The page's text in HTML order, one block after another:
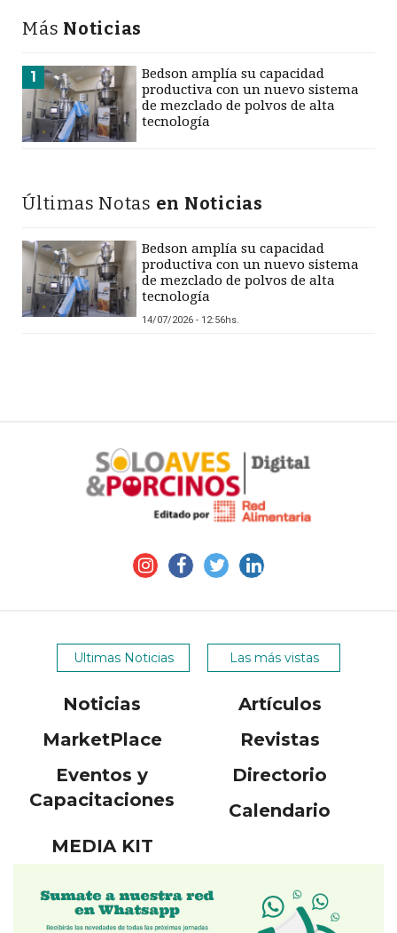
Más Noticias
1
Bedson amplía su capacidad
productiva con un nuevo sistema
de mezclado de polvos de alta
tecnología
Últimas Notas en Noticias
Bedson amplía su capacidad
productiva con un nuevo sistema
de mezclado de polvos de alta
tecnología
14/07/2026 - 12:56hs.
Ultimas Noticias Las más vistas
Noticias
Artículos
MarketPlace
Revistas
Eventos y
Capacitaciones
Directorio
Calendario
MEDIA KIT